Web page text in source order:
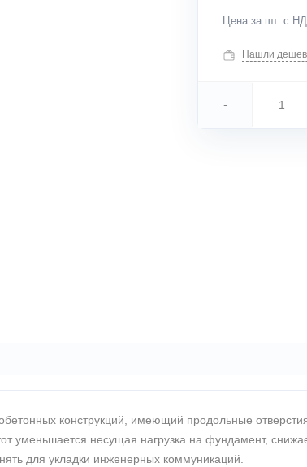
Цена за шт. с
Нашли
-
конструкций, имеющий продольные
уменьшается несущая нагрузка на фундамент,
для укладки инженерных коммуникаций.